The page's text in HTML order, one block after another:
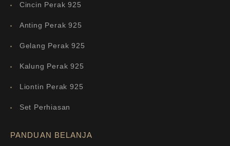
Cincin Perak 925
Anting Perak 925
Gelang Perak 925
Kalung Perak 925
Liontin Perak 925
Set Perhiasan
PANDUAN BELANJA